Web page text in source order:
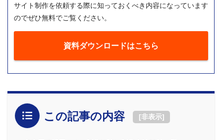
サイト制作を依頼する際に知っておくべき内容になっています
のでぜひ無料でご覧ください。
資料ダウンロードはこちら
この記事の内容 [非表示]